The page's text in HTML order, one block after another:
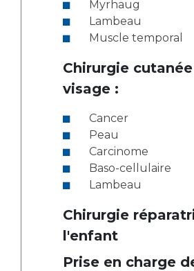
Myrhaug
Lambeau
Muscle temporal
Chirurgie
visage :
Cancer
Peau
Carcinome
Baso-cellulaire
Lambeau
Chirurgie
l'enfant
Prise en charge